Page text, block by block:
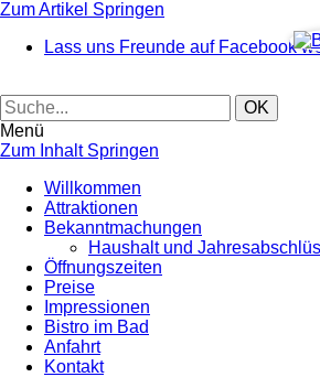
Zum Artikel Springen
Lass uns Freunde auf Facebook
Menü
Zum Inhalt Springen
Willkommen
Attraktionen
Bekanntmachungen
Haushalt und
Öffnungszeiten
Preise
Impressionen
Bistro im Bad
Anfahrt
Kontakt